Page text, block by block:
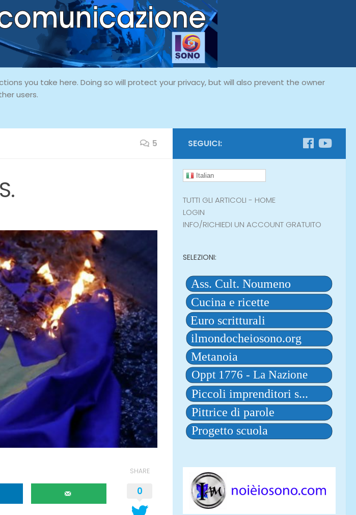
you take here. Doing so will protect your privacy, but will also prevent the owner
users.
5
SHARE
0
SEGUICI:
Italian
TUTTI GLI ARTICOLI - HOME
LOGIN
INFO/RICHIEDI UN ACCOUNT GRATUITO
SELEZIONI: